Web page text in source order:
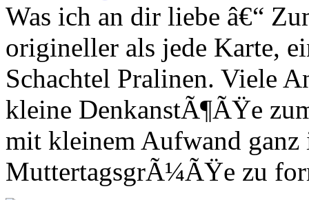
Was ich an dir liebe â€“
origineller als jede Karte,
Schachtel Pralinen. Viele
kleine DenkanstÃ¶ÃŸe
mit kleinem Aufwand
MuttertagsgrÃ¼ÃŸe zu